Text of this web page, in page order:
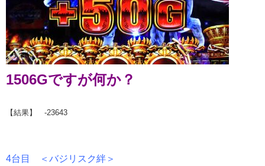
1506Gですが何か？
【結果】 -23643
4台目 ＜バジリスク絆＞